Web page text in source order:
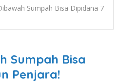
Sumpah Bisa Dipidana 7
Sumpah Bisa
Penjara!